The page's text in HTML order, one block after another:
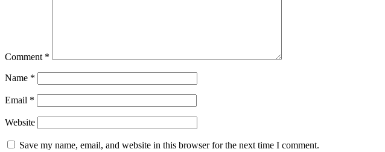
Comment *
Name *
Email *
Website
Save my name, email, and website in this browser for the next time I comment.